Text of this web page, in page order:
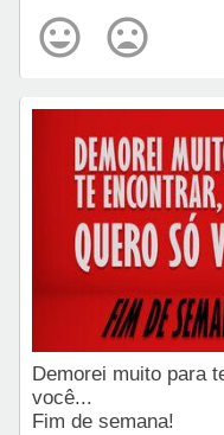
Demorei muito para
você...
Fim de semana!